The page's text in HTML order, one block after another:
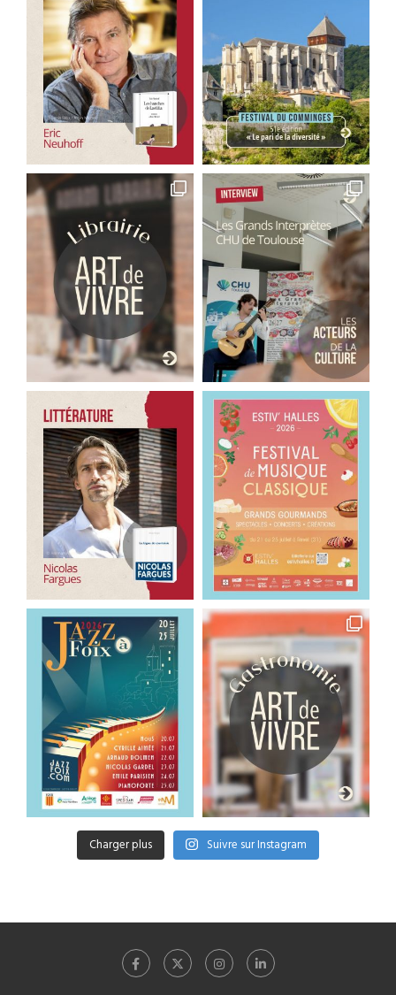
Charger plus Suivre sur Instagram